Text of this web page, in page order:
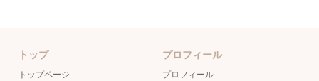
トップ
トップページ
プロフィール
プロフィール